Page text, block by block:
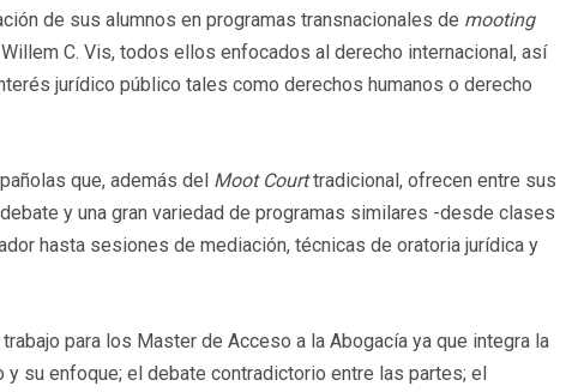
de sus alumnos en programas transnacionales de mooting
C. Vis, todos ellos enfocados al derecho internacional, así
jurídico público tales como derechos humanos o derecho
que, además del Moot Courttradicional, ofrecen entre sus
y una gran variedad de programas similares -desde clases
hasta sesiones de mediación, técnicas de oratoria jurídica y
para los Master de Acceso a la Abogacía ya que integra la
su enfoque; el debate contradictorio entre las partes; el